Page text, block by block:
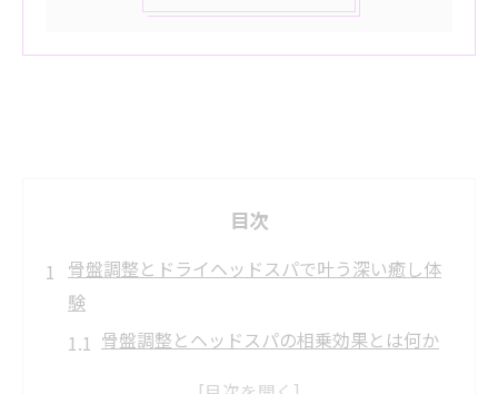
目次
骨盤調整とドライヘッドスパで叶う深い癒し体
験
骨盤調整とヘッドスパの相乗効果とは何か
佐伯区で受ける骨盤調整の魅力ポイント